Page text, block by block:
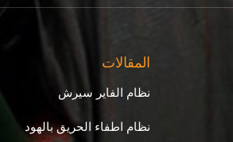
المقالات
نظام الفاير سيرش
نظام اطفاء الحريق بالهود